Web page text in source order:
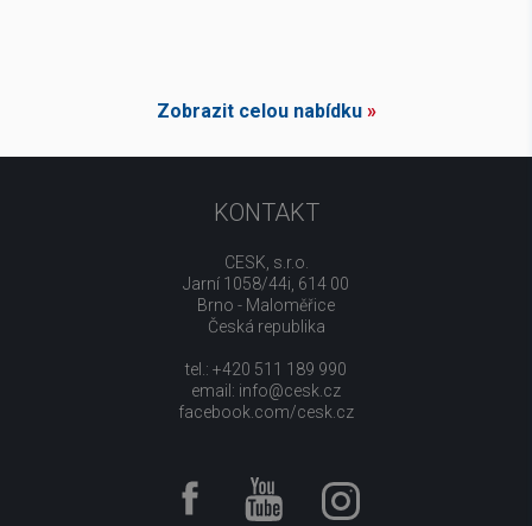
Zobrazit celou nabídku»
KONTAKT
CESK, s.r.o.
Jarní 1058/44i, 614 00
Brno - Maloměřice
Česká republika
tel.: +420 511 189 990
email: info@cesk.cz
facebook.com/cesk.cz